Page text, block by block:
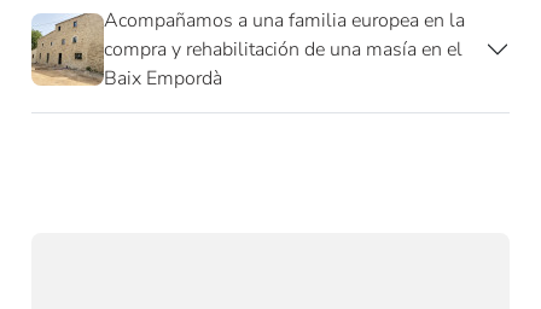
Acompañamos a una familia europea en la
compra y rehabilitación de una masía en el
Baix Empordà